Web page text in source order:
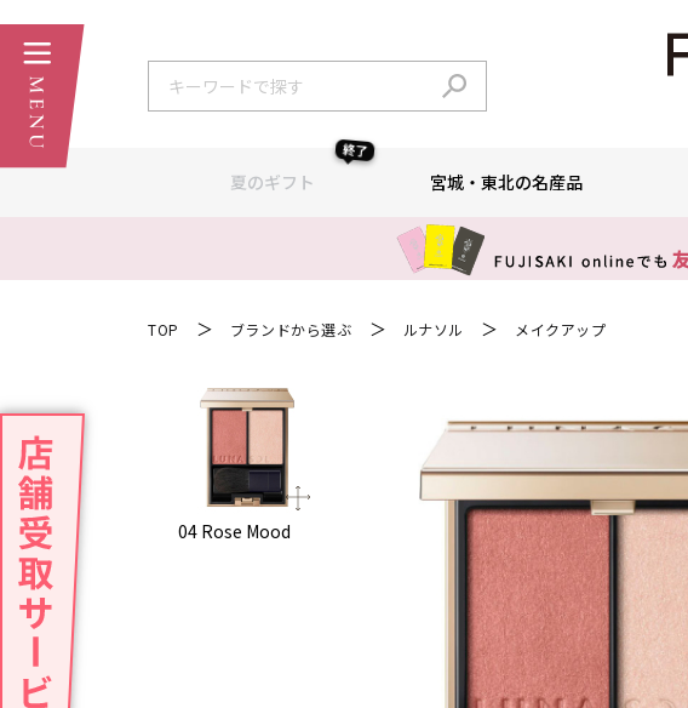
夏のギフト
終了
宮城・東北の名産品
TOP ＞ ブランドから選ぶ ＞ ルナソル ＞ メイクアップ
04 Rose Mood